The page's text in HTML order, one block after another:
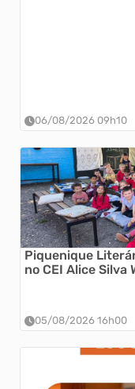
06/08/2026 09h10
Piquenique
no CEI Alice Silva
05/08/2026 16h00